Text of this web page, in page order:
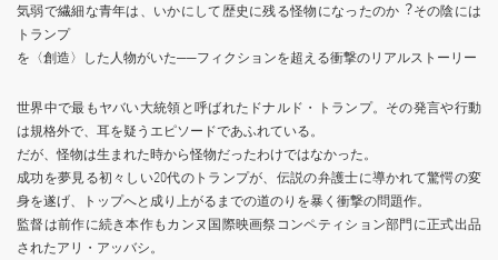
気弱で繊細な⻘年は、いかにして歴史に残る怪物になったのか︖その陰には
トランプ
を〈創造〉した⼈物がいた──フィクションを超える衝撃のリアルストーリー
世界中で最もヤバい⼤統領と呼ばれたドナルド・トランプ。その発⾔や⾏動
は規格外で、⽿を疑うエピソードであふれている。
だが、怪物は⽣まれた時から怪物だったわけではなかった。
成功を夢⾒る初々しい20代のトランプが、伝説の弁護⼠に導かれて驚愕の変
⾝を遂げ、トップへと成り上がるまでの道のりを暴く衝撃の問題作。
監督は前作に続き本作もカンヌ国際映画祭コンペティション部⾨に正式出品
されたアリ・アッバシ。